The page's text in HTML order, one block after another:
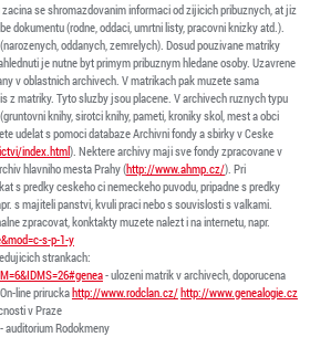
se shromazdovanim informaci od zijicich pribuznych, at jiz
dokumentu (rodne, oddaci, umrtni listy, pracovni knizky atd.).
oddanych, zemrelych). Dosud pouzivane matriky
je nutne byt primym pribuznym hledane osoby. Uzavrene
v oblastnich archivech. V matrikach pak muzete sama
z matriky. Tyto sluzby jsou placene. V archivech ruznych typu
knihy, sirotci knihy, pameti, kroniky skol, mest a obci
udelat s pomoci databaze Archivni fondy a sbirky v Ceske
index.html). Nektere archivy maji sve fondy zpracovane v
hlavniho mesta Prahy (http://www.ahmp.cz/). Pri
s predky ceskeho ci nemeckeho puvodu, pripadne s predky
s majiteli panstvi, kvuli praci nebo s souvislosti s valkami.
zpracovat, konktakty muzete nalezt i na internetu, napr.
s-p-1-y
strankach:
- ulozeni matrik v archivech, doporucena
line priruckahttp://www.rodclan.cz/http://www.genealogie.cz
v Praze
- auditorium Rodokmeny